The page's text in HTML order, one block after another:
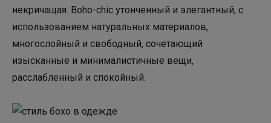
некричащая. Boho-chic утонченный и элегантный, с
использованием натуральных материалов,
многослойный и свободный, сочетающий
изысканные и минималистичные вещи,
расслабленный и спокойный.